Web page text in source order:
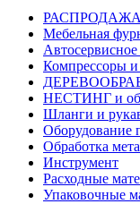
Мебельная
Компрессоры
НЕСТИНГ и
Шланги и
Оборудование
Обработка
Инструмент
Расходные
Упаковочные